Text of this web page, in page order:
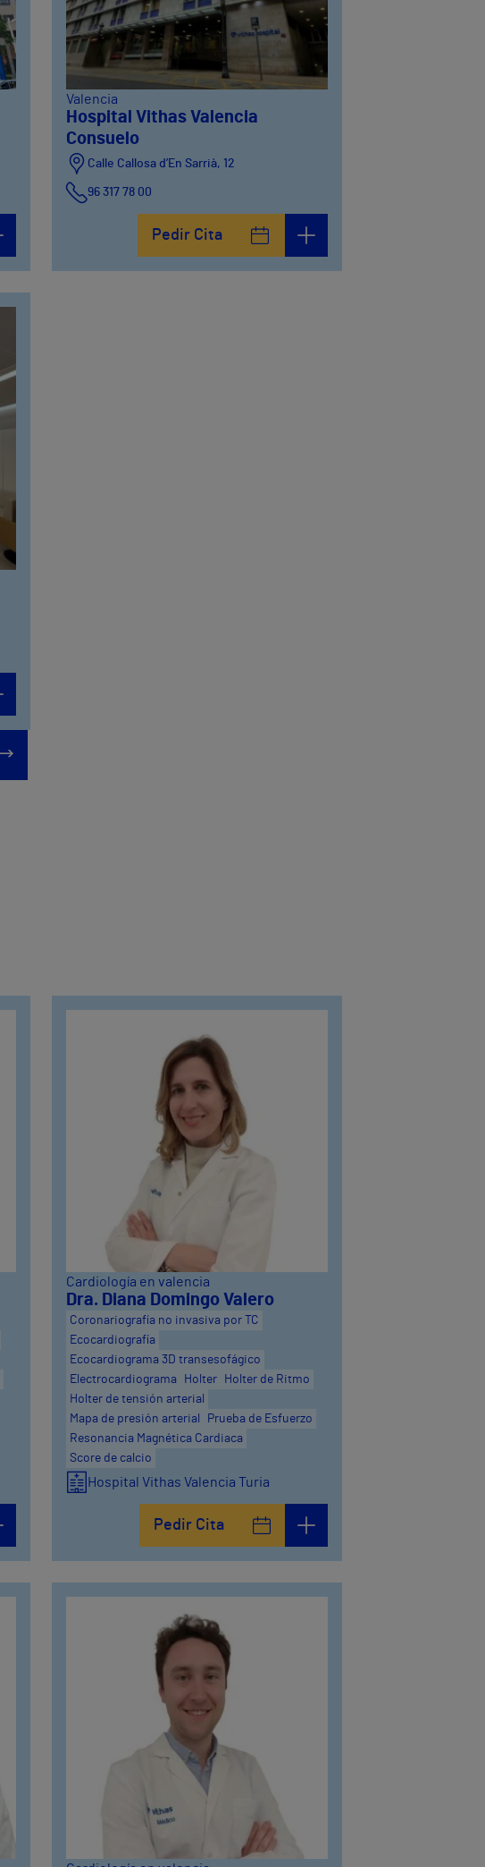
Valencia
Hospital Vithas Valencia
Consuelo
Calle Callosa d’En Sarrià, 12
96 317 78 00
Pedir Cita
Cardiología en valencia
Dra. Diana Domingo Valero
Coronariografía no invasiva por TC
Ecocardiografía
Ecocardiograma 3D transesofágico
Electrocardiograma
Holter
Holter de Ritmo
Holter de tensión arterial
Mapa de presión arterial
Prueba de Esfuerzo
Resonancia Magnética Cardiaca
Score de calcio
Hospital Vithas Valencia Turia
Pedir Cita